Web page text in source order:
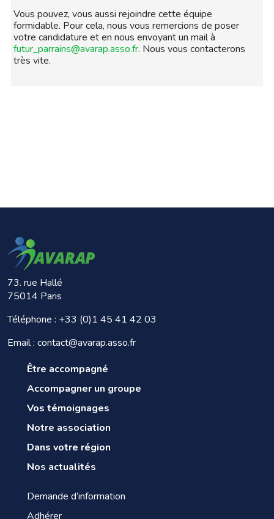
Vous pouvez, vous aussi rejoindre cette équipe
formidable. Pour cela, nous vous remercions de poser
votre candidature et en nous envoyant un mail à
futur_parrains@avarap.asso.fr. Nous vous contacterons
très vite.
73. rue Hallé
75014 Paris
Téléphone : +33 (0)1 45 41 42 03
Email : contact@avarap.asso.fr
Être accompagné
Accompagner un groupe
Vos témoignages
Notre association
Dans votre région
Nos actualités
Demande d’information
Adhérer